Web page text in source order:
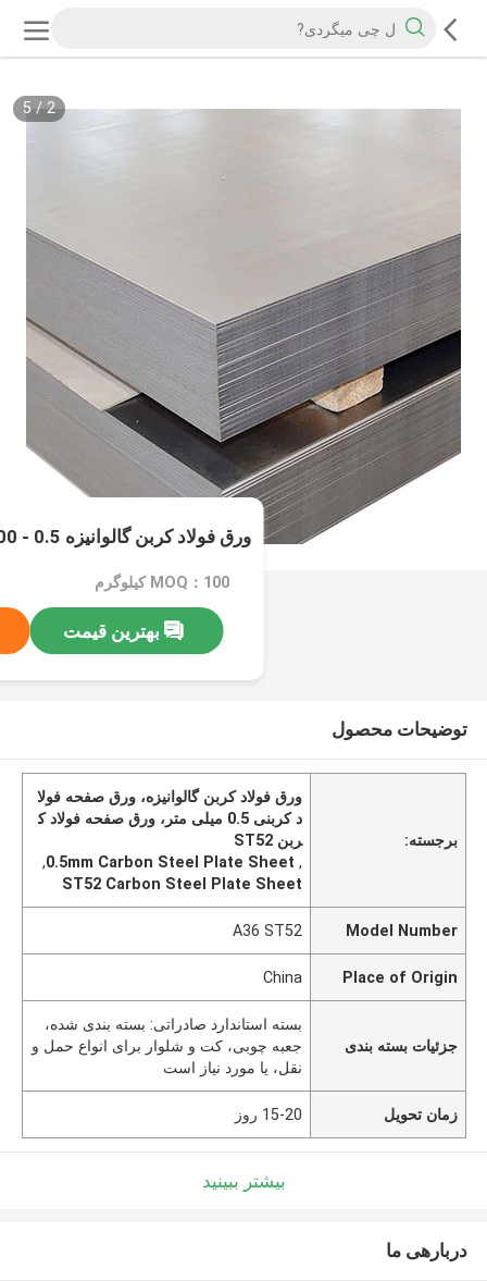
2
/
5
ورق فولاد کربن گالوانیزه 0.5 - 200 میلی متر ضخامت
MOQ：100 کیلوگرم
بهترین قیمت
توضیحات محصول
برجسته:
ورق فولاد کربن گالوانیزه، ورق صفحه فولا
د کربنی 0.5 میلی متر، ورق صفحه فولاد ک
ربن ST52
,
0.5mm Carbon Steel Plate Sheet
,
ST52 Carbon Steel Plate Sheet
Model Number
A36 ST52
Place of Origin
China
جزئیات بسته بندی
بسته استاندارد صادراتی: بسته بندی شده،
جعبه چوبی، کت و شلوار برای انواع حمل و
نقل، یا مورد نیاز است
زمان تحویل 15-20 روز
بیشتر ببینید
دربارهی ما